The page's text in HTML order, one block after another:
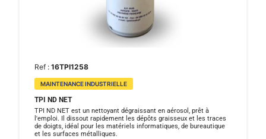
Ref : 16TPI1258
MAINTENANCE INDUSTRIELLE
TPI ND NET
TPI ND NET est un nettoyant dégraissant en aérosol, prêt à
l'emploi. Il dissout rapidement les dépôts graisseux et les traces
de doigts, idéal pour les matériels informatiques, de bureautique
et les surfaces métalliques.